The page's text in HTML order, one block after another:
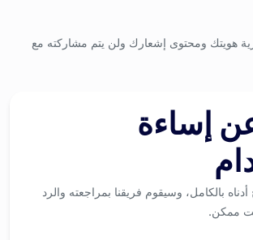
هويتك ومحتوى إشعارك ولن يتم مشاركته مع
عن إساءة
بالكامل، وسيقوم فريقنا بمراجعته والرد
ممكن.